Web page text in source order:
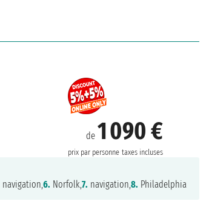
de 1 090 €
prix par personne taxes incluses
navigation,6. Norfolk,7. navigation,8. Philadelphia